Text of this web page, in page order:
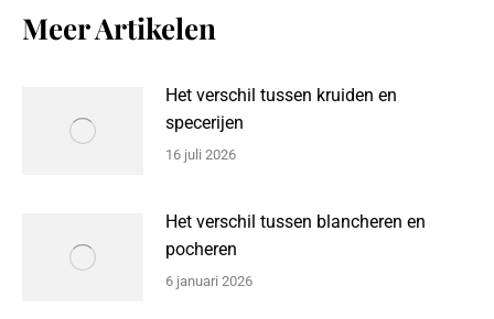
Meer Artikelen
Het verschil tussen kruiden en
specerijen
16 juli 2026
Het verschil tussen blancheren en
pocheren
6 januari 2026